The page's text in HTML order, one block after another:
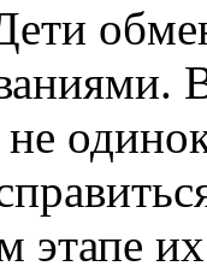
этапе